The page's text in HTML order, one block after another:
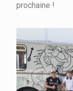
prochaine !